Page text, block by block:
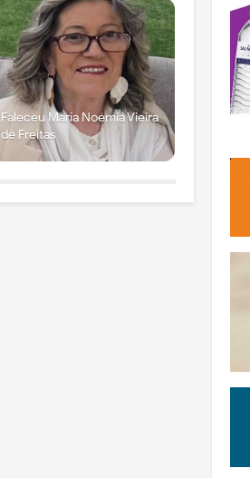
Faleceu Maria Noémia Vieira
de Freitas